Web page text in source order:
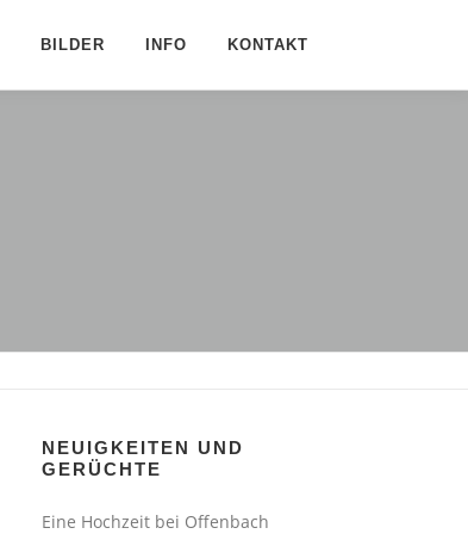
BILDER INFO KONTAKT
NEUIGKEITEN UND
GERÜCHTE
Eine Hochzeit bei Offenbach